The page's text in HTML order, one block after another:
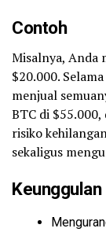
Contoh
Misalnya, Anda
$20.000.
menjual
BTC di
risiko
sekaligus
Keunggulan